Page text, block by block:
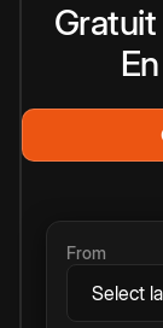
Gratuit
From